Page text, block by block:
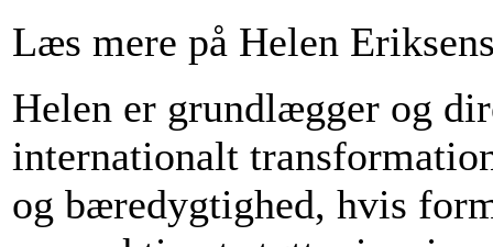
Læs mere på Helen
Helen er grundlægger og
internationalt
og bæredygtighed, hvis